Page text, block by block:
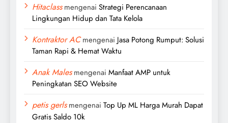
Hitaclassmengenai Strategi Perencanaan
Lingkungan Hidup dan Tata Kelola
Kontraktor ACmengenai Jasa Potong Rumput: Solusi
Taman Rapi & Hemat Waktu
Anak Malesmengenai Manfaat AMP untuk
Peningkatan SEO Website
petis gerlsmengenai Top Up ML Harga Murah Dapat
Gratis Saldo 10k